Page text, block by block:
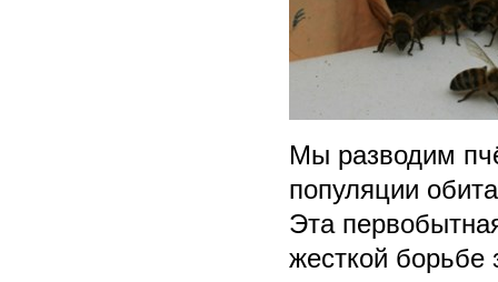
Мы разводим
популяции
Эта
жесткой борьбе